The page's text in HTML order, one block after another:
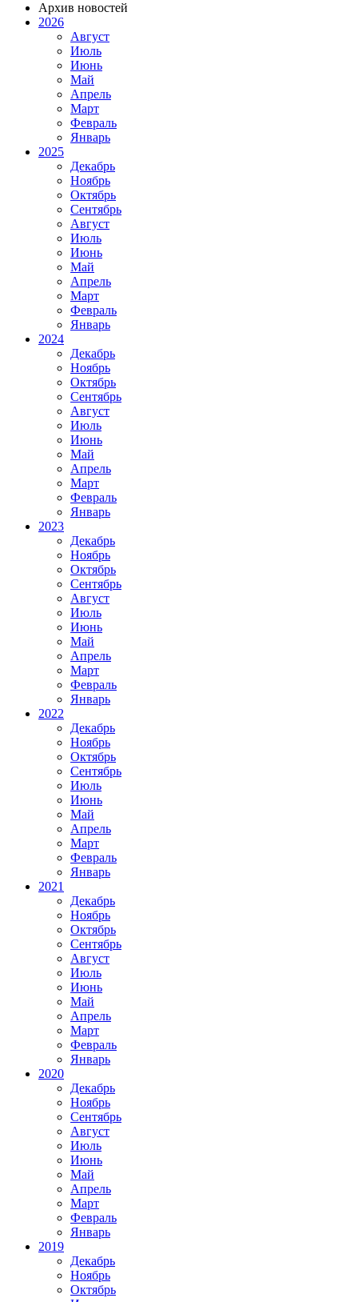
Архив новостей
2026
Август
Июль
Июнь
Май
Апрель
Март
Февраль
Январь
2025
Декабрь
Ноябрь
Октябрь
Сентябрь
Август
Июль
Июнь
Май
Апрель
Март
Февраль
Январь
2024
Декабрь
Ноябрь
Октябрь
Сентябрь
Август
Июль
Июнь
Май
Апрель
Март
Февраль
Январь
2023
Декабрь
Ноябрь
Октябрь
Сентябрь
Август
Июль
Июнь
Май
Апрель
Март
Февраль
Январь
2022
Декабрь
Ноябрь
Октябрь
Сентябрь
Июль
Июнь
Май
Апрель
Март
Февраль
Январь
2021
Декабрь
Ноябрь
Октябрь
Сентябрь
Август
Июль
Июнь
Май
Апрель
Март
Февраль
Январь
2020
Декабрь
Ноябрь
Сентябрь
Август
Июль
Июнь
Май
Апрель
Март
Февраль
Январь
2019
Декабрь
Ноябрь
Октябрь